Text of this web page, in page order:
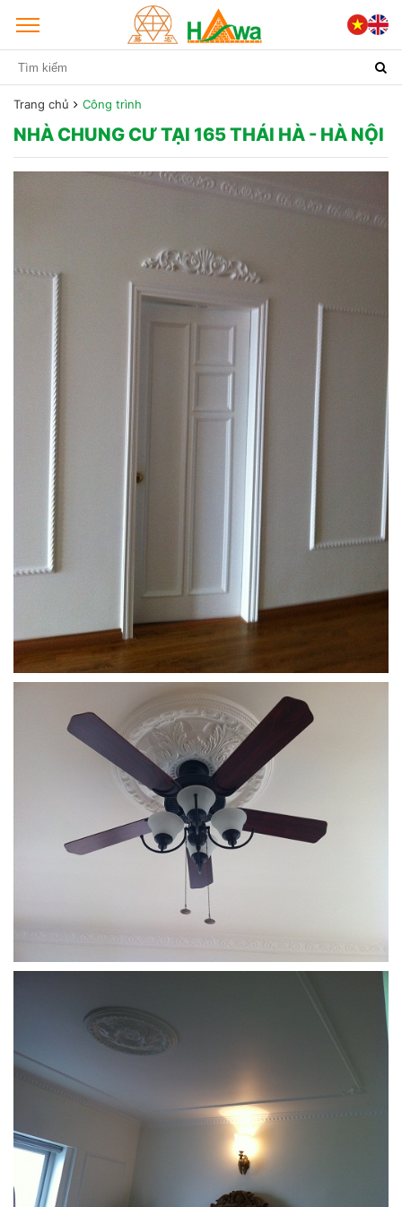
Trang chủ Công trình
NHÀ CHUNG CƯ TẠI 165 THÁI HÀ - HÀ NỘI